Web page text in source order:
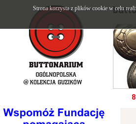
Strona korzysta z plików cookie w celu